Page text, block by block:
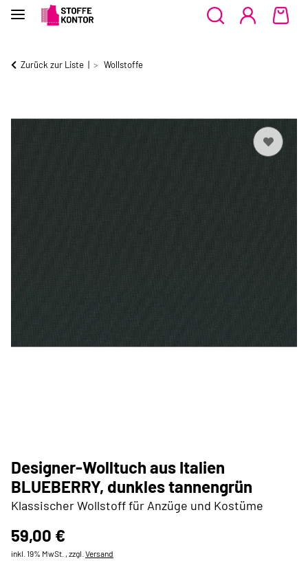
Zurück zur Liste Wollstoffe
Designer-Wolltuch aus Italien
BLUEBERRY, dunkles tannengrün
Klassischer Wollstoff für Anzüge und Kostüme
59,00 €
inkl. 19% MwSt. , zzgl. Versand